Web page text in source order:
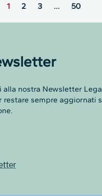
1 2 3 … 50
alla nostra Newsletter
restare sempre aggiornati